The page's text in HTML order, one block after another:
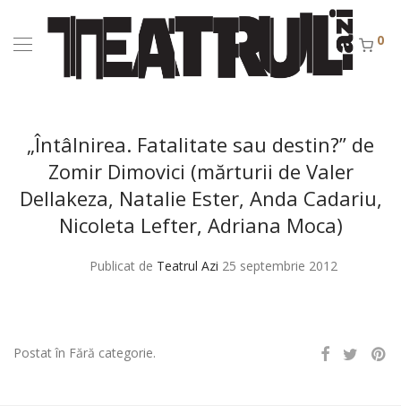
0
„Întâlnirea. Fatalitate sau destin?” de
Zomir Dimovici (mărturii de Valer
Dellakeza, Natalie Ester, Anda Cadariu,
Nicoleta Lefter, Adriana Moca)
Publicat de Teatrul Azi 25 septembrie 2012
Postat în Fără categorie.